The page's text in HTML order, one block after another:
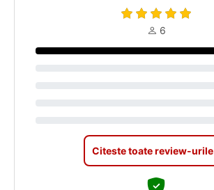
6
Citeste toate review-urile